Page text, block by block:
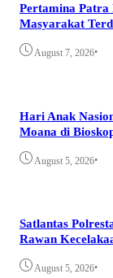
Pertamina Patra
Masyarakat
August 7, 2026•
Hari Anak
Moana di
August 5, 2026•
Satlantas
Rawan
August 5, 2026•